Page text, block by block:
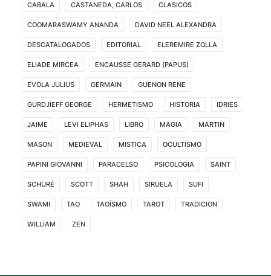
CABALA CASTANEDA, CARLOS CLASICOS
COOMARASWAMY ANANDA DAVID NEEL ALEXANDRA
DESCATALOGADOS EDITORIAL ELEREMIRE ZOLLA
ELIADE MIRCEA ENCAUSSE GERARD (PAPUS)
EVOLA JULIUS GERMAIN GUENON RENE
GURDJIEFF GEORGE HERMETISMO HISTORIA IDRIES
JAIME LEVI ELIPHAS LIBRO MAGIA MARTIN
MASON MEDIEVAL MISTICA OCULTISMO
PAPINI GIOVANNI PARACELSO PSICOLOGIA SAINT
SCHURÉ SCOTT SHAH SIRUELA SUFI
SWAMI TAO TAOÍSMO TAROT TRADICION
WILLIAM ZEN